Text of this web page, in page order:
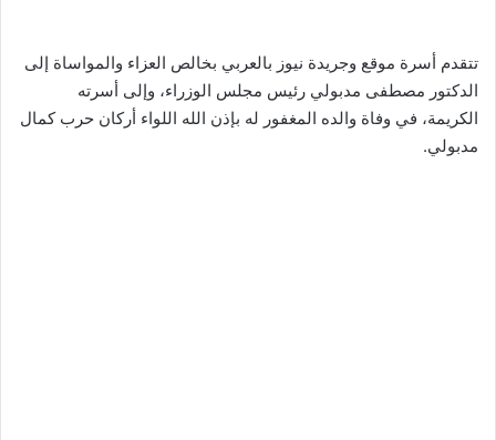
تتقدم أسرة موقع وجريدة نيوز بالعربي بخالص العزاء والمواساة إلى
الدكتور مصطفى مدبولي رئيس مجلس الوزراء، وإلى أسرته
الكريمة، في وفاة والده المغفور له بإذن الله اللواء أركان حرب كمال
مدبولي.